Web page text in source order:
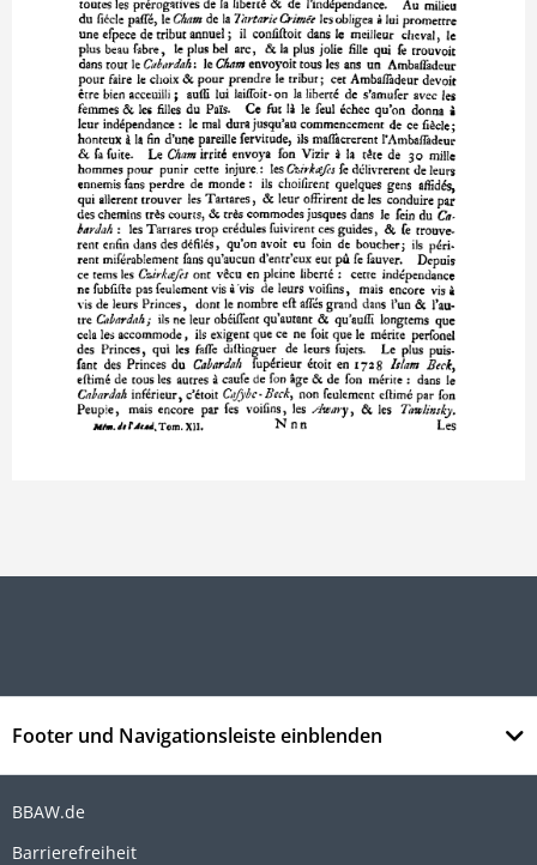
Footer und Navigationsleiste einblenden
BBAW.de
Barrierefreiheit